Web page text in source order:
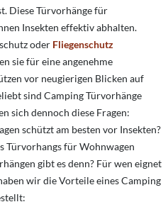
Diese Türvorhänge für
Insekten effektiv abhalten.
oder Fliegenschutz
sie für eine angenehme
vor neugierigen Blicken auf
sind Camping Türvorhänge
sich dennoch diese Fragen:
schützt am besten vor Insekten?
Türvorhangs für Wohnwagen
gibt es denn? Für wen eignet
wir die Vorteile eines Camping